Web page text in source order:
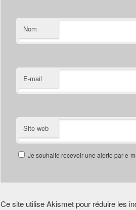
Nom
E-mail
Site web
Je souhaite recevoir une alerte par e-
Ce site utilise Akismet pour réduire les